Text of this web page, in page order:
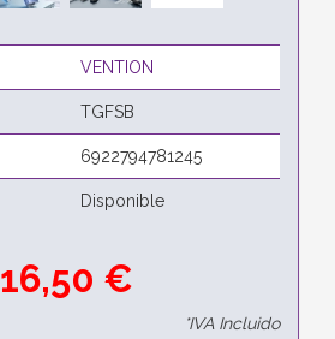
VENTION
TGFSB
6922794781245
Disponible
16,50 €
*IVA Incluido